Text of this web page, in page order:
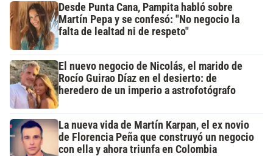
Desde Punta Cana, Pampita habló sobre
Martín Pepa y se confesó: "No negocio la
falta de lealtad ni de respeto"
El nuevo negocio de Nicolás, el marido de
Rocío Guirao Díaz en el desierto: de
heredero de un imperio a astrofotógrafo
La nueva vida de Martín Karpan, el ex novio
de Florencia Peña que construyó un negocio
con ella y ahora triunfa en Colombia